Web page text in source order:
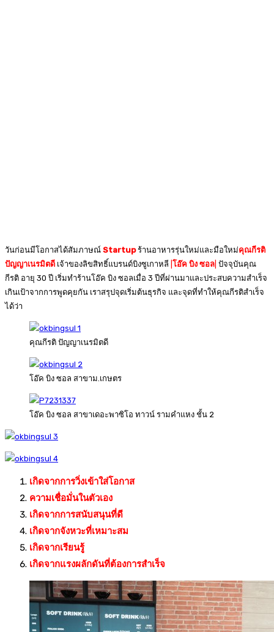
วันก่อนมีโอกาสได้สัมภาษณ์ Startup ร้านอาหารรุ่นใหม่และมือใหม่คุณกีรติ
ปัญญาเนรมิตดี เจ้าของลิขสิทธิ์แบรนด์บิงซูเกาหลี โอ๊ค บิง ซอล ปัจจุบันคุณ
กีรติ อายุ 30 ปี เริ่มทำร้านโอ๊ค บิง ซอลเมื่อ 3 ปีที่ผ่านมาและประสบความสำเร็จ
เกินเป้าจากการพูดคุยกัน เราสรุปจุดเริ่มต้นธุรกิจ และจุดที่ทำให้คุณกีรติสำเร็จ
ได้ว่า
คุณกีรติ ปัญญาเนรมิตดี
โอ๊ค บิง ซอล สาขาม.เกษตร
โอ๊ค บิง ซอล สาขาเดอะพาซิโอ ทาวน์ รามคำแหง ชั้น 2
เกิดจากการวิ่งเข้าใส่โอกาส
ความเชื่อมั่นในตัวเอง
เกิดจากการสนับสนุนที่ดี
เกิดจากจังหวะที่เหมาะสม
เกิดจากเรียนรู้
เกิดจากแรงผลักดันที่ต้องการสำเร็จ